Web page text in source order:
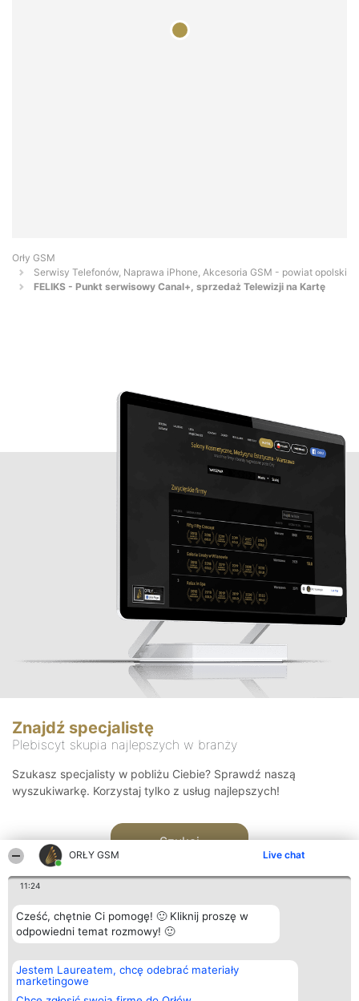
ORŁY GSM Live chat
11:24
Cześć, chętnie Ci pomogę! 🙂 Kliknij proszę w
odpowiedni temat rozmowy! 🙂
Jestem Laureatem, chcę odebrać materiały
marketingowe
Orły GSM
Serwisy Telefonów, Naprawa iPhone, Akcesoria GSM - powiat opolski
FELIKS - Punkt serwisowy Canal+, sprzedaż Telewizji na Kartę
Znajdź specjalistę
Plebiscyt skupia najlepszych w branży
Szukasz specjalisty w pobliżu Ciebie? Sprawdź naszą
wyszukiwarkę. Korzystaj tylko z usług najlepszych!
Szukaj
Organizator plebiscytu
Bright Side Solutions sp. z o.
o. sp. k.
ul. Ruska 22
Plebiscyt
Laureaci
wszystkich
Kontakt
Kontakt